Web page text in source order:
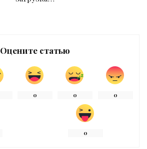
Оцените статью
0 0 0
0